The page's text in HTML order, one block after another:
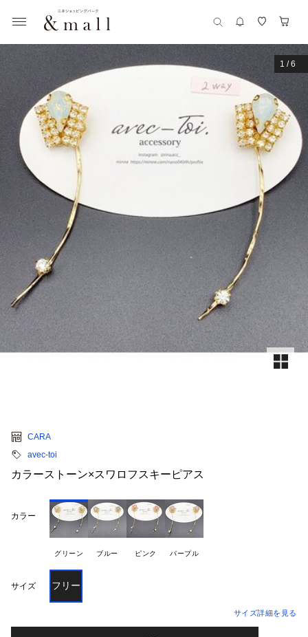
1 /6
CARA
avec-toi
カラーストーン×スワロフスキーピアス
カラー
グリーン ブルー ピンク パープル
サイズ フリー
サイズ詳細を見る